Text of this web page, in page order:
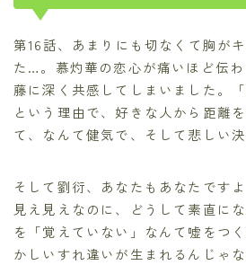
第16話、あまりにも切なくて胸が
た…。慕灼華の恋心が痛いほど伝
藤に深く共感してしまいました。
という理由で、好きな人から距離
て、なんて健気で、そして悲しい決
そして劉衍、あなたもあなたです
見え見えなのに、どうして素直に
を「覚えていない」なんて嘘をつ
かしいすれ違いが生まれるんじゃ